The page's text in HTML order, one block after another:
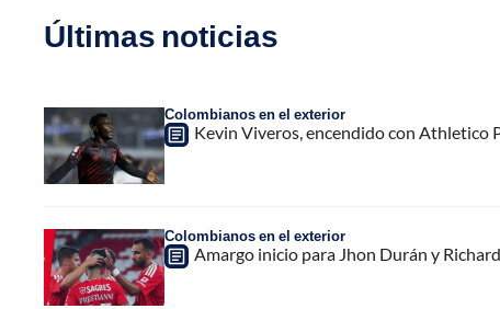
Últimas noticias
Colombianos en el exterior
Kevin Viveros, encendido con Athletico
Colombianos en el exterior
Amargo inicio para Jhon Durán y